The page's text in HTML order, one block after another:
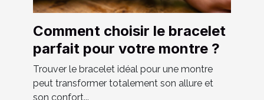
Comment choisir le bracelet
parfait pour votre montre ?
Trouver le bracelet idéal pour une montre
peut transformer totalement son allure et
son confort...